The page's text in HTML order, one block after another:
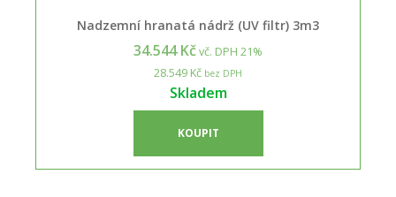
Nadzemní hranatá nádrž (UV filtr) 3m3
34.544 Kčvč. DPH 21%
28.549 Kč bez DPH
Skladem
KOUPIT